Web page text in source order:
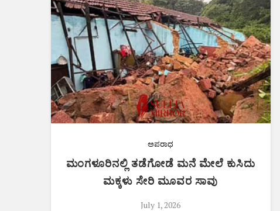
ಅಪರಾಧ
ಮಂಗಳೂರಿನಲ್ಲಿ ತಡೆಗೋಡೆ ಮನೆ ಮೇಲೆ ಕುಸಿದು
ಮಕ್ಕಳು ಸೇರಿ ಮೂವರ ಸಾವು
July 1, 2026